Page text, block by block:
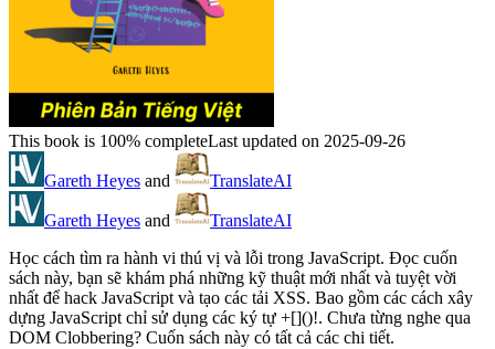
This book is 100% completeLast updated on 2025-09-26
Gareth Heyes and TranslateAI
Gareth Heyes and
TranslateAI
Học cách tìm ra hành vi thú vị và lỗi trong JavaScript. Đọc cuốn
sách này, bạn sẽ khám phá những kỹ thuật mới nhất và tuyệt vời
nhất để hack JavaScript và tạo các tải XSS. Bao gồm các cách xây
dựng JavaScript chỉ sử dụng các ký tự +[]()!. Chưa từng nghe qua
DOM Clobbering? Cuốn sách này có tất cả các chi tiết.